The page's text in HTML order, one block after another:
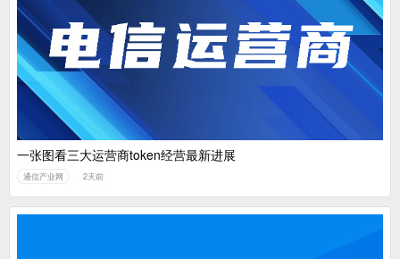
一张图看三大运营商token经营最新进展
通信产业网 2天前